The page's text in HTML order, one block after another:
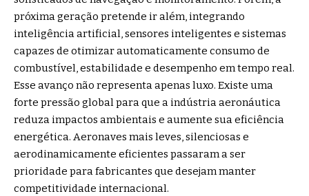
próxima geração pretende ir além, integrando
inteligência artificial, sensores inteligentes e sistemas
capazes de otimizar automaticamente consumo de
combustível, estabilidade e desempenho em tempo real.
Esse avanço não representa apenas luxo. Existe uma
forte pressão global para que a indústria aeronáutica
reduza impactos ambientais e aumente sua eficiência
energética. Aeronaves mais leves, silenciosas e
aerodinamicamente eficientes passaram a ser
prioridade para fabricantes que desejam manter
competitividade internacional.